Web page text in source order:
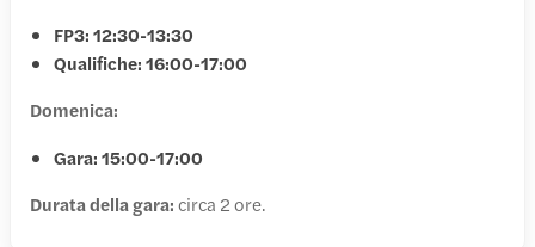
FP3: 12:30-13:30
Qualifiche: 16:00-17:00
Domenica:
Gara: 15:00-17:00
Durata della gara:circa 2 ore.